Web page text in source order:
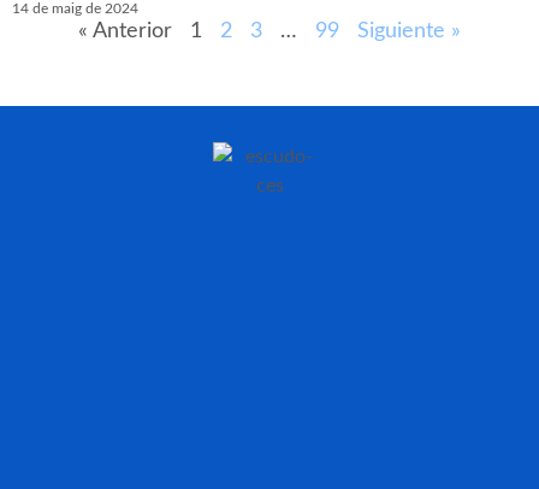
14 de maig de 2024
« Anterior 1 2 3 … 99 Siguiente »